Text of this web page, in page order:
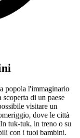
popola l'immaginario
di un paese
visitare un
dove le città
tuk-tuk, in treno o su
con i tuoi bambini.